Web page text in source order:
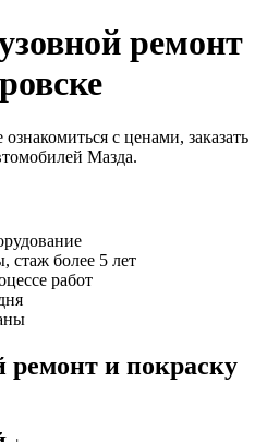
ремонт
с ценами, заказать
Мазда.
стаж более 5 лет
работ
и покраску